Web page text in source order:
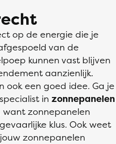
op de energie die je
van de
kunnen vast blijven
aanzienlijk.
ook een goed idee. Ga je
in zonnepanelen
want zonnepanelen
klus. Ook weet
zonnepanelen